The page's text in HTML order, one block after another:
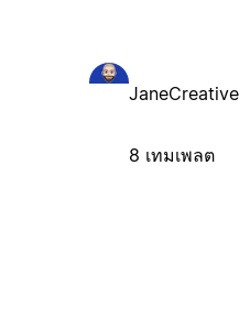
JaneCreative
8 เทมเพลต